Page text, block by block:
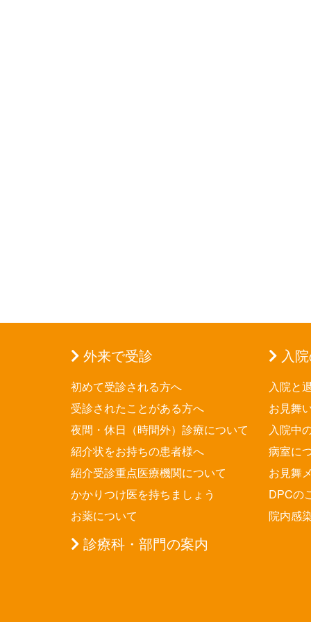
外来で受診
初めて受診される方へ
受診されたことがある方へ
夜間・休日（時間外）診療について
紹介状をお持ちの患者様へ
紹介受診重点医療機関について
かかりつけ医を持ちましょう
お薬について
診療科・部門の案内
入
入院と
お見舞
入院中
病室に
お見舞
DPCの
院内感